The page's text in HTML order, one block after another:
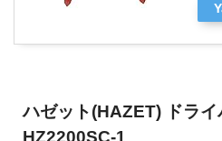
ハゼット(HAZET) ドライ
HZ2200SC-1